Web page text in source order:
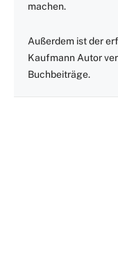
machen.
Außerdem ist der
Kaufmann Autor
Buchbeiträge.